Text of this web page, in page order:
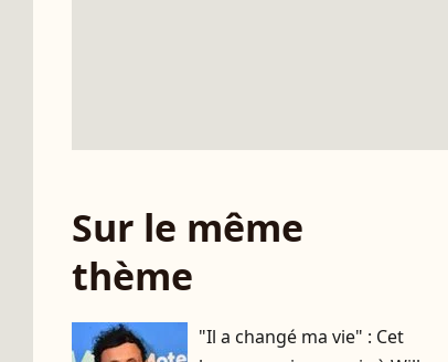
Sur le même
thème
"Il a changé ma vie" : Cet